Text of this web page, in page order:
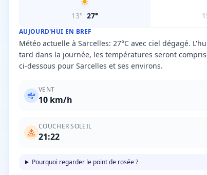
AUJOURD'HUI EN BREF
Météo actuelle à Sarcelles: 27°C avec ciel dégagé.
tard dans la journée, les températures seront
ci-dessous pour Sarcelles et ses environs.
VENT
10 km/h
COUCHER SOLEIL
21:22
Pourquoi regarder le point de rosée ?
13° 27°